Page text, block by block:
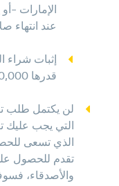
الإمارات -
عند انتهاء
إثبات شراء
قدرها 30,000 يورو).
لن يكتمل طلب
التي يجب عليك
الذي تسعى
تقدم للحصول
والأصدقاء،